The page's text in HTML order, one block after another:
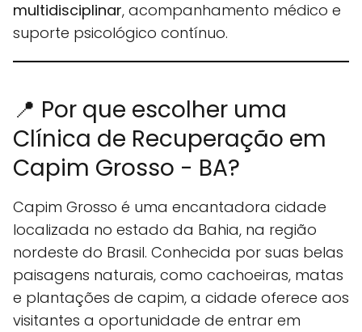
multidisciplinar, acompanhamento médico e
suporte psicológico contínuo.
📍 Por que escolher uma
Clínica de Recuperação em
Capim Grosso - BA?
Capim Grosso é uma encantadora cidade
localizada no estado da Bahia, na região
nordeste do Brasil. Conhecida por suas belas
paisagens naturais, como cachoeiras, matas
e plantações de capim, a cidade oferece aos
visitantes a oportunidade de entrar em